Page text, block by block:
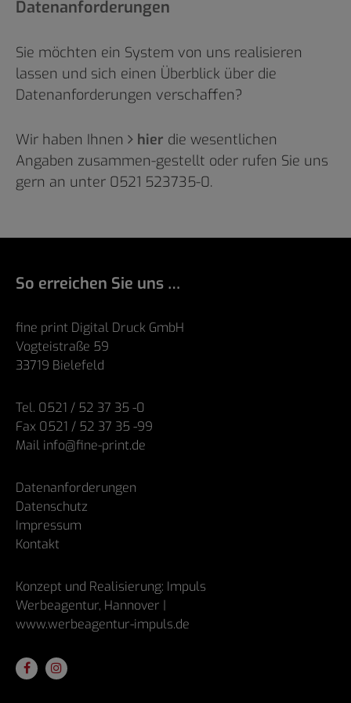
Datenanforderungen
Sie möchten ein System von uns realisieren
lassen und sich einen Überblick über die
Datenanforderungen verschaffen?
Wir haben Ihnen hier die wesentlichen
Angaben zusammen-gestellt oder rufen Sie uns
gern an unter 0521 523735-0.
So erreichen Sie uns …
fine print Digital Druck GmbH
Vogteistraße 59
33719 Bielefeld
Tel. 0521 / 52 37 35 -0
Fax 0521 / 52 37 35 -99
Mail info@fine-print.de
Datenanforderungen
Datenschutz
Impressum
Kontakt
Konzept und Realisierung: Impuls
Werbeagentur, Hannover |
www.werbeagentur-impuls.de